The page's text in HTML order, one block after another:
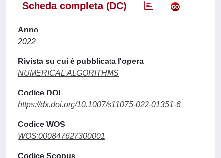
Scheda completa (DC)
Anno
2022
Rivista su cui è pubblicata l'opera
NUMERICAL ALGORITHMS
Codice DOI
https://dx.doi.org/10.1007/s11075-022-01351-6
Codice WOS
WOS:000847627300001
Codice Scopus